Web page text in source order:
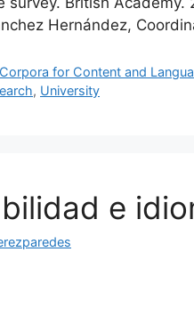
Hernández,
Corpora for Content and
, University
e